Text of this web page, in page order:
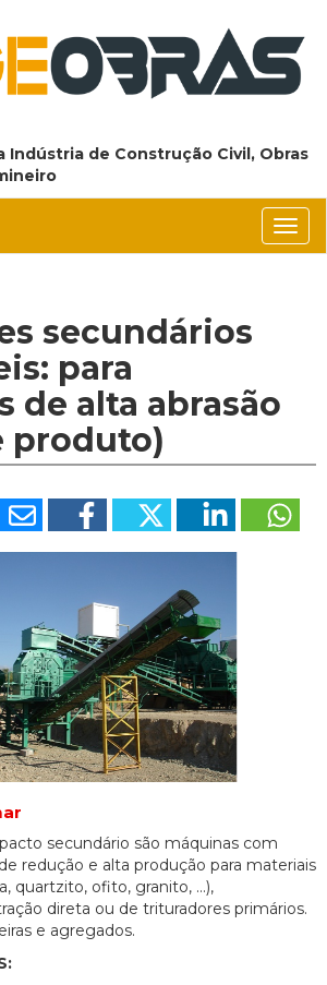
Indústria de Construção Civil, Obras
secundários
para
de alta abrasão
produto)
secundário são máquinas com
redução e alta produção para materiais
quartzito, ofito, granito, ...),
direta ou de trituradores primários.
e agregados.